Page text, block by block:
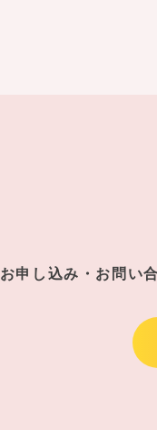
お申し込み・お問い